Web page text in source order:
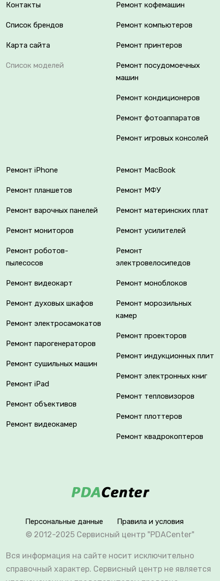
Контакты
Список брендов
Карта сайта
Список моделей
Ремонт кофемашин
Ремонт компьютеров
Ремонт принтеров
Ремонт посудомоечных
машин
Ремонт кондиционеров
Ремонт фотоаппаратов
Ремонт игровых консолей
Ремонт iPhone
Ремонт планшетов
Ремонт варочных панелей
Ремонт мониторов
Ремонт роботов-
пылесосов
Ремонт видеокарт
Ремонт духовых шкафов
Ремонт электросамокатов
Ремонт парогенераторов
Ремонт сушильных машин
Ремонт iPad
Ремонт объективов
Ремонт видеокамер
Ремонт MacBook
Ремонт МФУ
Ремонт материнских плат
Ремонт усилителей
Ремонт
электровелосипедов
Ремонт моноблоков
Ремонт морозильных
камер
Ремонт проекторов
Ремонт индукционных плит
Ремонт электронных книг
Ремонт тепловизоров
Ремонт плоттеров
Ремонт квадрокоптеров
Персональные данные Правила и условия
© 2012-2025 Сервисный центр "PDACenter"
Вся информация на сайте носит исключительно
справочный характер. Сервисный центр не является